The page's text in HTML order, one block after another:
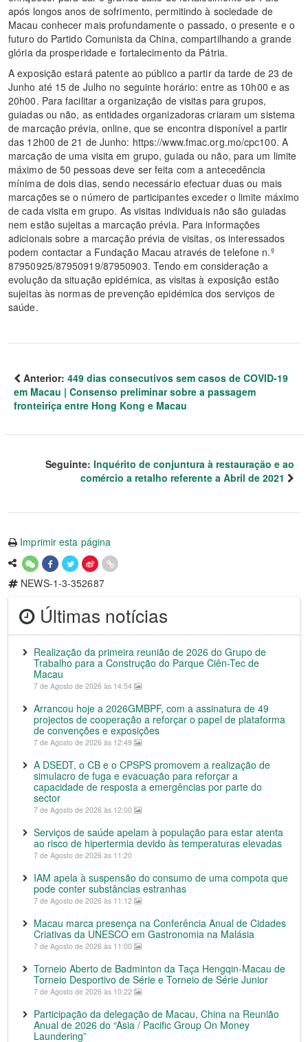
após longos anos de sofrimento, permitindo à sociedade de
Macau conhecer mais profundamente o passado, o presente e o
futuro do Partido Comunista da China, compartilhando a grande
glória da prosperidade e fortalecimento da Pátria.
A exposição estará patente ao público a partir da tarde de 23 de
Junho até 15 de Julho no seguinte horário: entre as 10h00 e as
20h00. Para facilitar a organização de visitas para grupos,
guiadas ou não, as entidades organizadoras criaram um sistema
de marcação prévia, online, que se encontra disponível a partir
das 12h00 de 21 de Junho: https://www.fmac.org.mo/cpc100. A
marcação de uma visita em grupo, guiada ou não, para um limite
máximo de 50 pessoas deve ser feita com a antecedência
mínima de dois dias, sendo necessário efectuar duas ou mais
marcações se o número de participantes exceder o limite máximo
de cada visita em grupo. As visitas individuais não são guiadas
nem estão sujeitas a marcação prévia. Para informações
adicionais sobre a marcação prévia de visitas, os interessados
podem contactar a Fundação Macau através de telefone n.º
87950925/87950919/87950903. Tendo em consideração a
evolução da situação epidémica, as visitas à exposição estão
sujeitas às normas de prevenção epidémica dos serviços de
saúde.
Anterior: 449 dias consecutivos sem casos de COVID-19
em Macau | Consenso preliminar sobre a passagem
fronteiriça entre Hong Kong e Macau
Seguinte: Inquérito de conjuntura à restauração e ao
comércio a retalho referente a Abril de 2021
Imprimir esta página
NEWS-1-3-352687
Últimas notícias
Realização da primeira reunião de 2026 do Grupo de
Trabalho para a Construção do Parque Ciên-Tec de
Macau
7 de Agosto de 2026 às 14:54
Arrancou hoje a 2026GMBPF, com a assinatura de 49
projectos de cooperação a reforçar o papel de plataforma
de convenções e exposições
7 de Agosto de 2026 às 12:49
A DSEDT, o CB e o CPSPS promovem a realização de
simulacro de fuga e evacuação para reforçar a
capacidade de resposta a emergências por parte do
sector
7 de Agosto de 2026 às 12:00
Serviços de saúde apelam à população para estar atenta
ao risco de hipertermia devido às temperaturas elevadas
7 de Agosto de 2026 às 11:20
IAM apela à suspensão do consumo de uma compota que
pode conter substâncias estranhas
7 de Agosto de 2026 às 11:12
Macau marca presença na Conferência Anual de Cidades
Criativas da UNESCO em Gastronomia na Malásia
7 de Agosto de 2026 às 11:00
Torneio Aberto de Badminton da Taça Hengqin-Macau de
Torneio Desportivo de Série e Torneio de Série Junior
7 de Agosto de 2026 às 10:22
Participação da delegação de Macau, China na Reunião
Anual de 2026 do “Asia / Pacific Group On Money
Laundering”